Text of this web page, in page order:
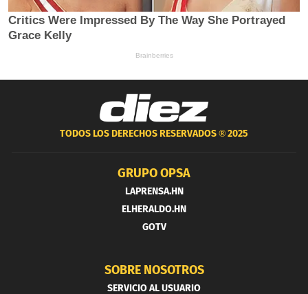
TODOS LOS DERECHOS RESERVADOS ®2025
GRUPO OPSA
LAPRENSA.HN
ELHERALDO.HN
GOTV
SOBRE NOSOTROS
SERVICIO AL USUARIO